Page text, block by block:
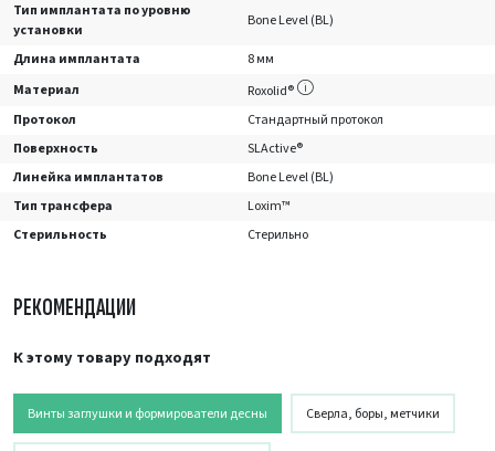
Тип имплантата по уровню
установки
Bone Level (BL)
Длина имплантата
8 мм
Материал
Roxolid®
Протокол
Стандартный протокол
Поверхность
SLActive®
Линейка имплантатов
Bone Level (BL)
Тип трансфера
Loxim™
Стерильность
Стерильно
РЕКОМЕНДАЦИИ
К этому товару подходят
Винты заглушки и формирователи десны Сверла, боры, метчики